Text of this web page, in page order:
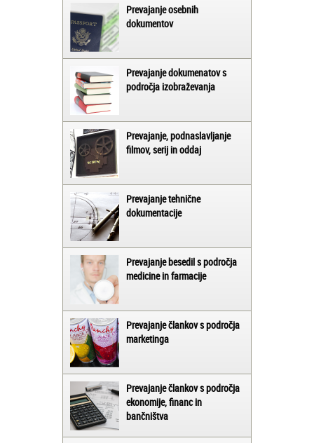
Prevajanje osebnih
dokumentov
Prevajanje dokumenatov s
področja izobraževanja
Prevajanje, podnaslavljanje
filmov, serij in oddaj
Prevajanje tehnične
dokumentacije
Prevajanje besedil s področja
medicine in farmacije
Prevajanje člankov s področja
marketinga
Prevajanje člankov s področja
ekonomije, financ in
bančništva